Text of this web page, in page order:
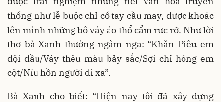
thống như lễ buộc chỉ cổ tay cầu may, được khoác
lên mình những bộ váy áo thổ cẩm rực rỡ. Như lời
thơ bà Xanh thường ngâm nga: “Khăn Piêu em
đội đầu/Váy thêu màu bảy sắc/Sợi chỉ hông em
cột/Níu hồn người đi xa”.
Bà Xanh cho biết: “Hiện nay tôi đã xây dựng